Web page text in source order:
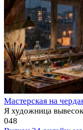
Мастерская на
Я художница
048